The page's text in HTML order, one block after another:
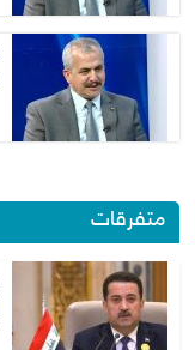
متفرقات